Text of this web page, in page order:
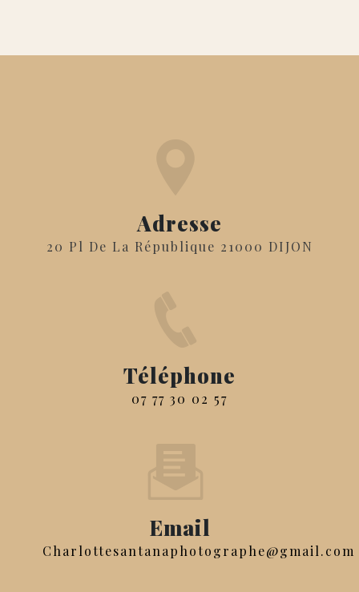
Adresse
20 Pl De La République 21000 DIJON
Téléphone
07 77 30 02 57
Email
charlottesantanaphotographe@gmail.com